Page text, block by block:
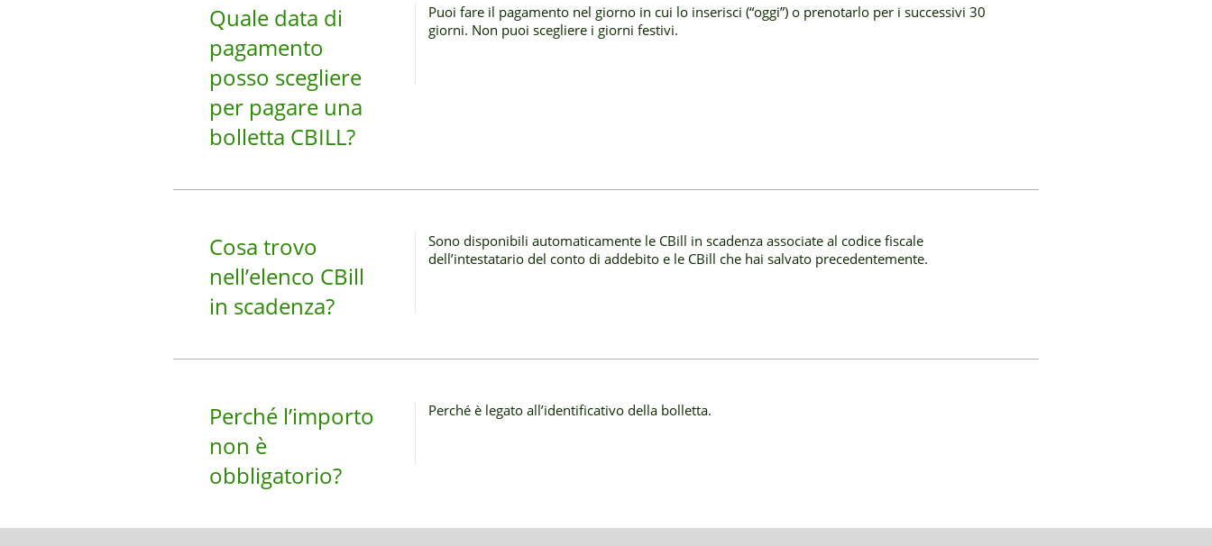
Quale data di
pagamento
posso scegliere
per pagare una
bolletta CBILL?
Puoi fare il pagamento nel giorno in cui lo inserisci (“oggi”) o prenotarlo per i successivi 30
giorni. Non puoi scegliere i giorni festivi.
Cosa trovo
nell’elenco CBill
in scadenza?
Sono disponibili automaticamente le CBill in scadenza associate al codice fiscale
dell’intestatario del conto di addebito e le CBill che hai salvato precedentemente.
Perché l’importo
non è
obbligatorio?
Perché è legato all’identificativo della bolletta.